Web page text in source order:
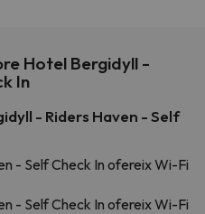
Hotel Bergidyll -
In
- Riders Haven - Self
- Self Check In ofereix Wi-Fi
- Self Check In ofereix Wi-Fi